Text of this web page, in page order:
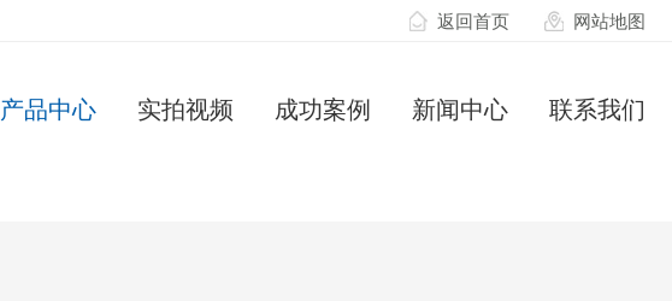
返回首页 网站地图
产品中心 实拍视频 成功案例 新闻中心 联系我们